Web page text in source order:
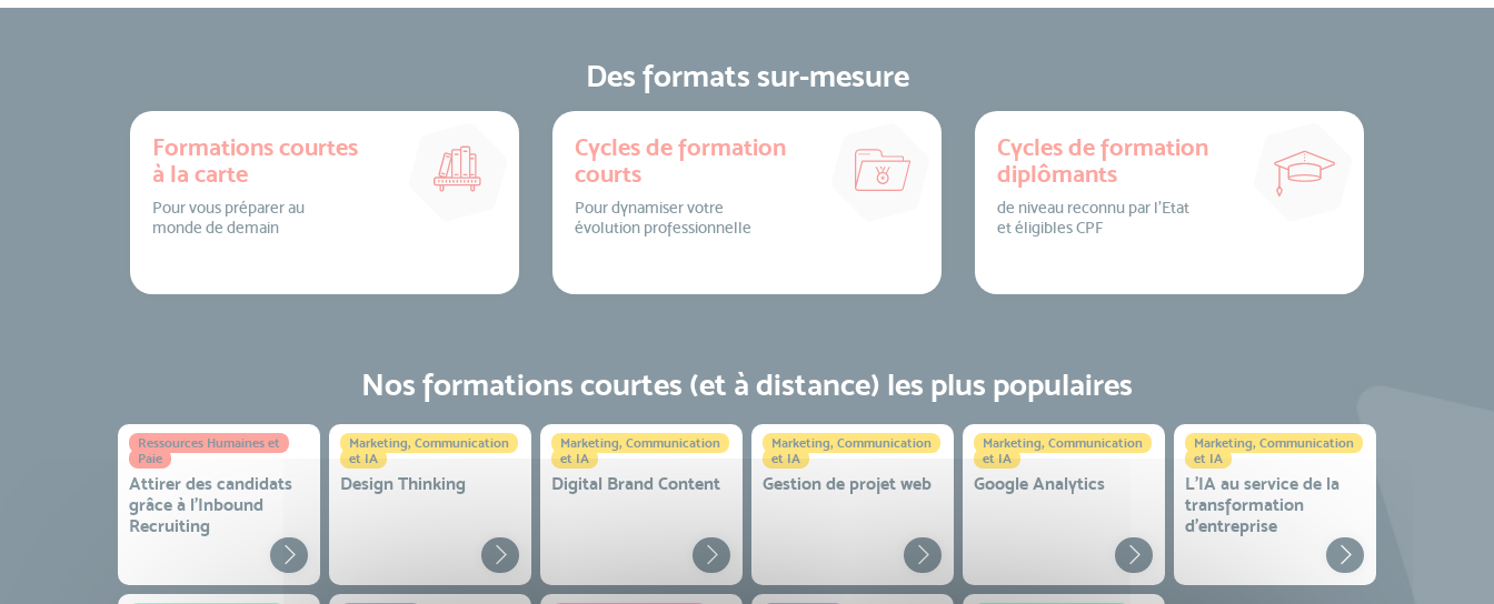
Des formats sur-mesure
Formations courtes
à la carte
Pour vous préparer au
monde de demain
Cycles de formation
courts
Pour dynamiser votre
évolution professionnelle
Cycles de formation
diplômants
de niveau reconnu par l’Etat
et éligibles CPF
Nos formations courtes (et à distance) les plus populaires
Ressources Humaines et
Paie
Attirer des candidats
grâce à l’Inbound
Recruiting
Marketing, Communication
et IA
Design Thinking
Marketing, Communication
et IA
Digital Brand Content
Marketing, Communication
et IA
Gestion de projet web
Marketing, Communication
et IA
Google Analytics
Marketing, Communication
et IA
L'IA au service de la
transformation
d'entreprise